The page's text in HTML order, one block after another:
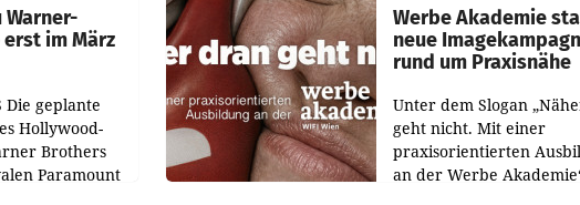
Politiker Österreichs die
Warner-
im März
Die geplante
Hollywood-
Brothers
Paramount
Werbe Akademie
neue
rund um Praxisnähe
Unter dem Slogan
geht nicht. Mit einer
praxisorientierten
an der Werbe